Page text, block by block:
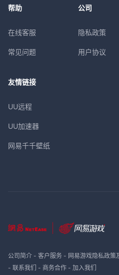
帮助
在线客服
常见问题
公司
隐私政策
用户协议
友情链接
UU远程
UU加速器
网易千千壁纸
公司简介- 客户服务- 网易游戏隐私政策
- 联系我们 - 商务合作- 加入我们